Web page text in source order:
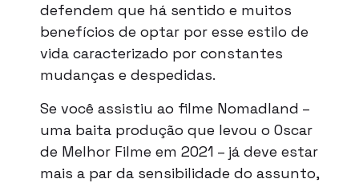
defendem que há sentido e muitos
benefícios de optar por esse estilo de
vida caracterizado por constantes
mudanças e despedidas.
Se você assistiu ao filme Nomadland –
uma baita produção que levou o Oscar
de Melhor Filme em 2021 – já deve estar
mais a par da sensibilidade do assunto,